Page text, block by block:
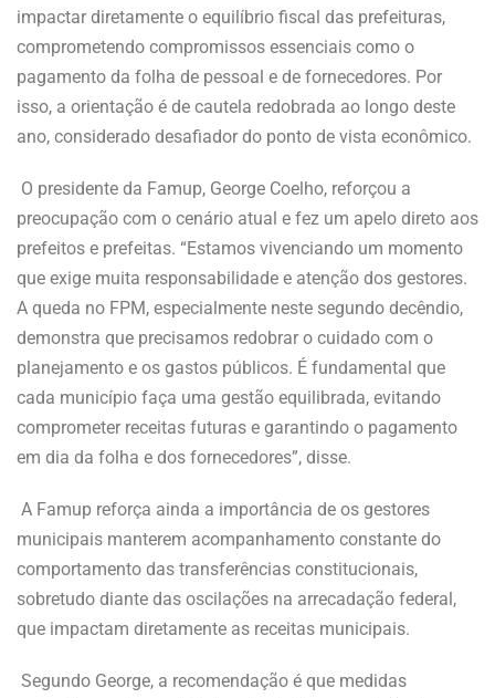
impactar diretamente o equilíbrio fiscal das prefeituras,
comprometendo compromissos essenciais como o
pagamento da folha de pessoal e de fornecedores. Por
isso, a orientação é de cautela redobrada ao longo deste
ano, considerado desafiador do ponto de vista econômico.
O presidente da Famup, George Coelho, reforçou a
preocupação com o cenário atual e fez um apelo direto aos
prefeitos e prefeitas. “Estamos vivenciando um momento
que exige muita responsabilidade e atenção dos gestores.
A queda no FPM, especialmente neste segundo decêndio,
demonstra que precisamos redobrar o cuidado com o
planejamento e os gastos públicos. É fundamental que
cada município faça uma gestão equilibrada, evitando
comprometer receitas futuras e garantindo o pagamento
em dia da folha e dos fornecedores”, disse.
A Famup reforça ainda a importância de os gestores
municipais manterem acompanhamento constante do
comportamento das transferências constitucionais,
sobretudo diante das oscilações na arrecadação federal,
que impactam diretamente as receitas municipais.
Segundo George, a recomendação é que medidas